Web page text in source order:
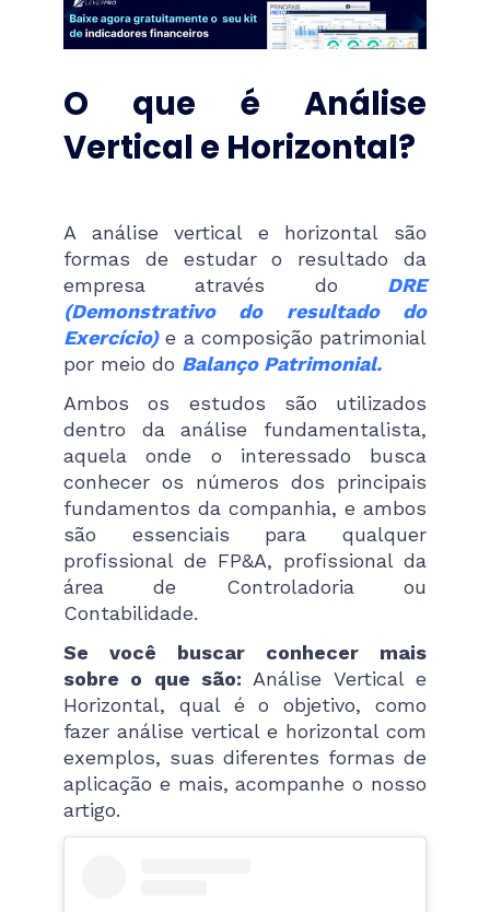
O que é Análise
Vertical e Horizontal?
A análise vertical e horizontal são
formas de estudar o resultado da
empresa através do DRE
(Demonstrativo do resultado do
Exercício)e a composição patrimonial
por meio do Balanço Patrimonial.
Ambos os estudos são utilizados
dentro da análise fundamentalista,
aquela onde o interessado busca
conhecer os números dos principais
fundamentos da companhia, e ambos
são essenciais para qualquer
profissional de FP&A, profissional da
área de Controladoria ou
Contabilidade.
Se você buscar conhecer mais
sobre o que são: Análise Vertical e
Horizontal, qual é o objetivo, como
fazer análise vertical e horizontal com
exemplos, suas diferentes formas de
aplicação e mais, acompanhe o nosso
artigo.